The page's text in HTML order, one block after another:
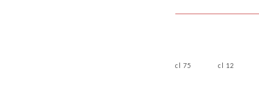
12 cl
75 cl